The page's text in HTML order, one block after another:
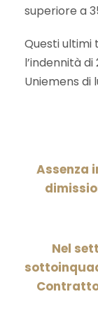
superiore a
Questi ultimi
l’indennità
Uniemens di
Assenza
Nel